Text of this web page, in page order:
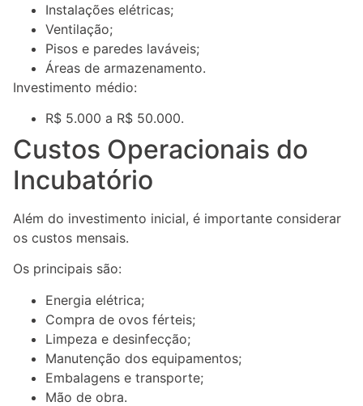
Instalações elétricas;
Ventilação;
Pisos e paredes laváveis;
Áreas de armazenamento.
Investimento médio:
R$ 5.000 a R$ 50.000.
Custos Operacionais do
Incubatório
Além do investimento inicial, é importante considerar
os custos mensais.
Os principais são:
Energia elétrica;
Compra de ovos férteis;
Limpeza e desinfecção;
Manutenção dos equipamentos;
Embalagens e transporte;
Mão de obra.